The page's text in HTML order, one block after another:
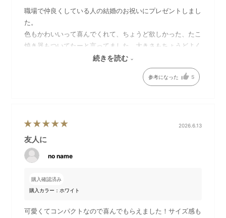
ます。
平面＆たこ焼きプレートが付
付属の2枚のプレートは、焦げ
スタッキングして収納
使用後は本体・プレート・付
属品をまとめて収納すること
ができます。
コンパクトホットプレートの上にセットして煮物やお鍋が愉し
表面はセラミックコート加工により、キズや焦げがつきにく
く、お手入れも簡単。おでんやポトフなど、様々なアレンジで
職場で仲良くしている人の結婚のお祝いにプレゼントしまし
た。
色もかわいいって喜んでくれて、ちょうど欲しかった、たこ
焼き器もついてたーと言ってました。大きさもちょうどよく
新婚さんにはたくさん使ってもらえそうです。
続きを読む
参考になった 5
2026.6.13
友人に
no name
購入確認済み
購入カラー：ホワイト
可愛くてコンパクトなので喜んでもらえました！サイズ感も